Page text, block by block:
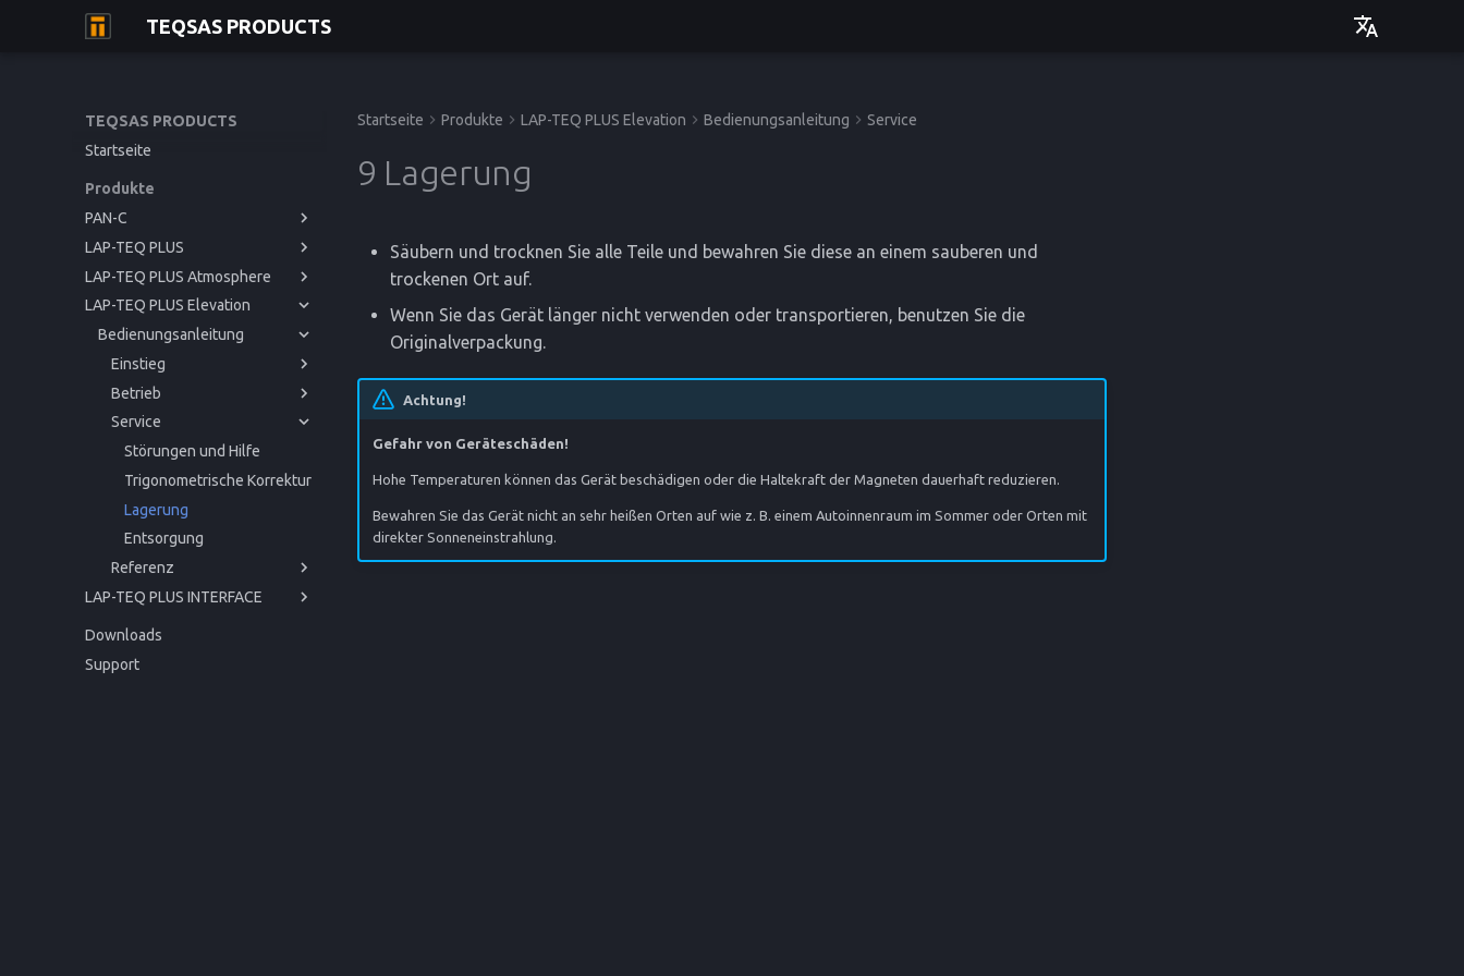
TEQSAS PRODUCTS
TEQSAS PRODUCTS
Startseite
Produkte
PAN-C
Bedienungsanleitung
Einstieg
Bevor Sie beginnen
Zu Ihrer Sicherheit
Produktbeschreibung
Betrieb
Inbetriebnahme
Bedienung
Reinigung und Pflege
Service
Störungen und Hilfe
Referenz
CE-Konformitätserklärung
LAP-TEQ PLUS
Bedienungsanleitung
Einstieg
Bevor Sie beginnen
Zu Ihrer Sicherheit
Produktbeschreibung
Betrieb
Inbetriebnahme
Bedienung
Reinigung und Pflege
Service
Störungen und Hilfe
Kalibrierung
Lagerung
Entsorgung
Referenz
Technische Daten
CE-Konformitätserklärung
LAP-TEQ PLUS Atmosphere
Bedienungsanleitung
Einstieg
Bevor Sie beginnen
Zu Ihrer Sicherheit
Produktbeschreibung
Betrieb
Inbetriebnahme
Reinigung und Pflege
Service
Störungen und Hilfe
Lagerung
Entsorgung
Referenz
Technische Daten
CE-Konformitätserklärung
LAP-TEQ PLUS Elevation
Bedienungsanleitung
Einstieg
Bevor Sie beginnen
Zu Ihrer Sicherheit
Produktbeschreibung
Betrieb
Inbetriebnahme
Bedienung
Reinigung und Pflege
Service
Störungen und Hilfe
Trigonometrische Korrektur
Lagerung
Entsorgung
Referenz
Technische Daten
CE-Konformitätserklärung
LAP-TEQ PLUS INTERFACE
Bedienungsanleitung
Einstieg
Downloads
Support
Startseite Produkte LAP-TEQ PLUS Elevation Bedienungsanleitung Service
9 Lagerung
Säubern und trocknen Sie alle Teile und bewahren Sie diese an einem sauberen und
trockenen Ort auf.
Wenn Sie das Gerät länger nicht verwenden oder transportieren, benutzen Sie die
Originalverpackung.
Achtung!
Gefahr von Geräteschäden!
Hohe Temperaturen können das Gerät beschädigen oder die Haltekraft der Magneten dauerhaft reduzieren.
Bewahren Sie das Gerät nicht an sehr heißen Orten auf wie z. B. einem Autoinnenraum im Sommer oder Orten mit
direkter Sonneneinstrahlung.